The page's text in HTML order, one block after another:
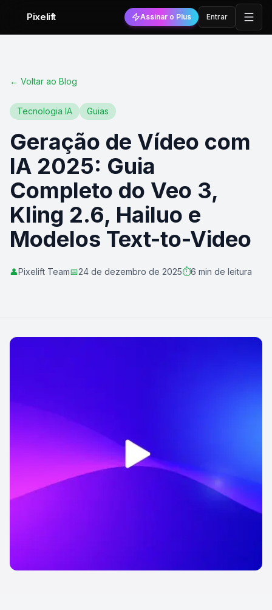
Pixelift Assinar o Plus Entrar
← Voltar ao Blog
Tecnologia IA Guias
Geração de Vídeo com
IA 2025: Guia
Completo do Veo 3,
Kling 2.6, Hailuo e
Modelos Text-to-Video
👤Pixelift Team📅24 de dezembro de 2025⏱️6 min de leitura